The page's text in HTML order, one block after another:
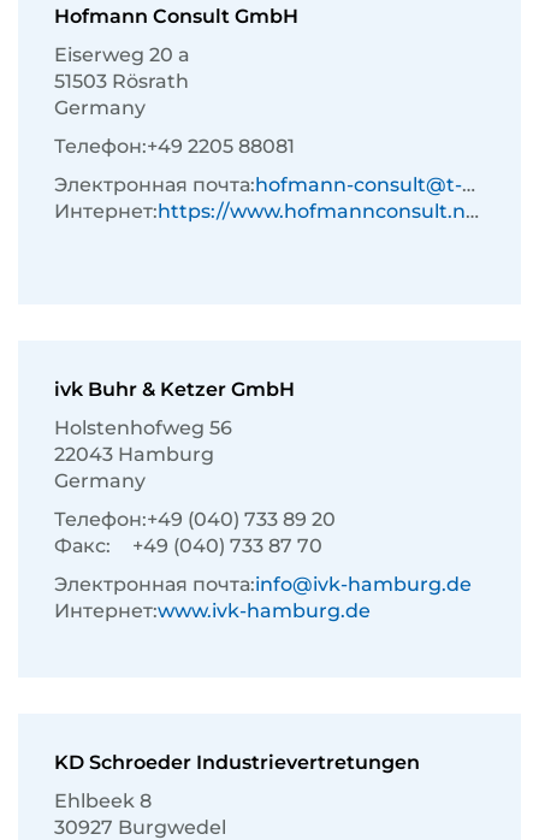
Hofmann Consult GmbH
Eiserweg 20 a
51503 Rösrath
Germany
Телефон:+49 2205 88081
Электронная почта:hofmann-consult@t-online.de
Интернет:https://www.hofmannconsult.net/de/
ivk Buhr & Ketzer GmbH
Holstenhofweg 56
22043 Hamburg
Germany
Телефон:+49 (040) 733 89 20
Факс:
+49 (040) 733 87 70
Электронная почта:info@ivk-hamburg.de
Интернет:www.ivk-hamburg.de
KD Schroeder Industrievertretungen
Ehlbeek 8
30927 Burgwedel